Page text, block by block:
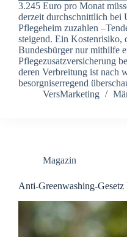
3.245 Euro pro Monat
derzeit durchschnittlich bei
Pflegeheim zuzahlen
steigend. Ein Kostenrisiko,
Bundesbürger nur mithilfe
Pflegezusatzversicherung
deren Verbreitung ist nach
besorgniserregend
VersMarketing
Magazin
Anti-Greenwashing-Gesetz